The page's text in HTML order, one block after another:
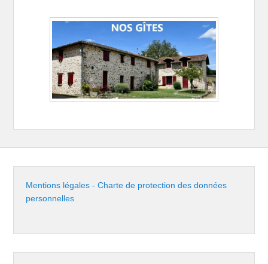
Mentions légales - Charte de protection des données
personnelles